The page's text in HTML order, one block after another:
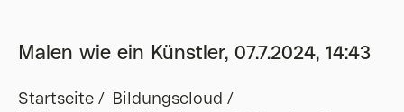
Malen wie ein Künstler, 07.7.2024, 14:43
Startseite
Bildungscloud